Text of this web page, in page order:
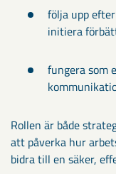
följa upp
initiera
fungera som
Rollen är både
att påverka hur
bidra till en säker,